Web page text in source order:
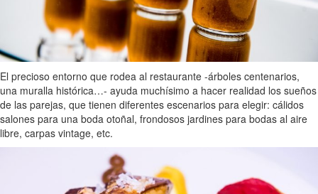
El precioso entorno que rodea al restaurante -árboles centenarios,
una muralla histórica…- ayuda muchísimo a hacer realidad los sueños
de las parejas, que tienen diferentes escenarios para elegir: cálidos
salones para una boda otoñal, frondosos jardines para bodas al aire
libre, carpas vintage, etc.